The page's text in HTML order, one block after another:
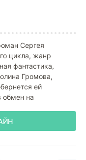
Сергея
цикла, жанр
фантастика,
Громова,
ей
обмен на